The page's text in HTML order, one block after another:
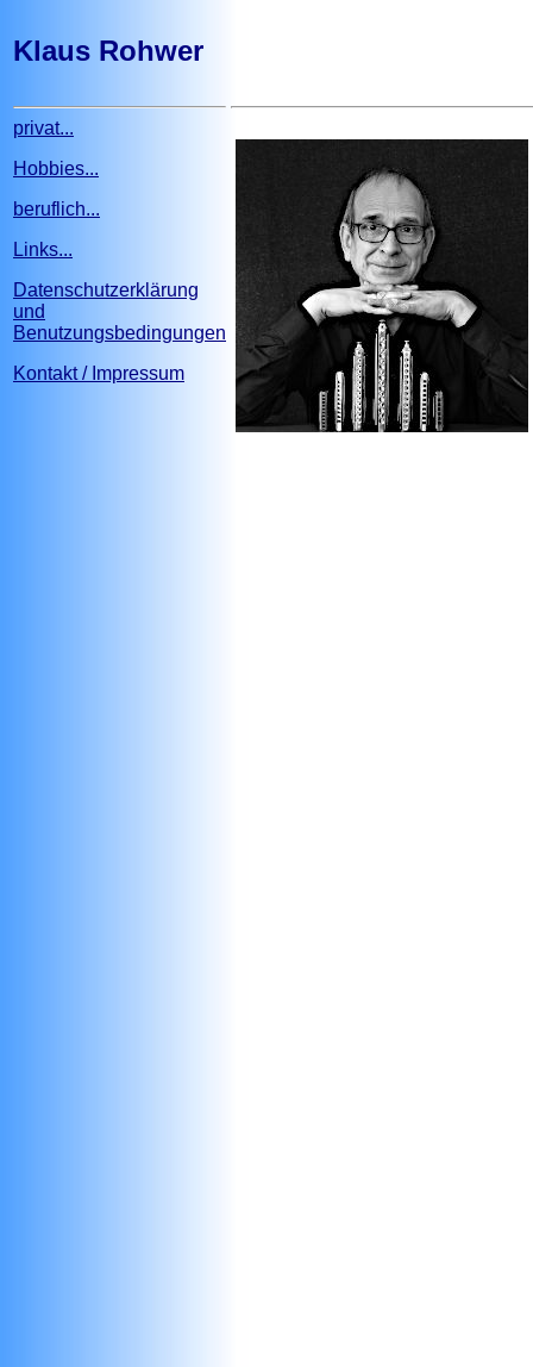
Klaus Rohwer
privat...
Hobbies...
beruflich...
Links...
Datenschutzerklärung
und
Benutzungsbedingungen
Kontakt / Impressum